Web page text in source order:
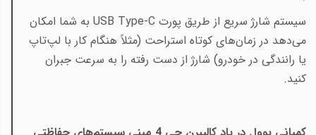
سیستم شارژ سریع از طریق پورتUSB Type-C به شما امکان
می‌دهد در زمان‌های کوتاه استراحت (مثلاً هنگام کار با لپ‌تاپ
یا رانندگی در خودرو) شارژ از دست رفته را به سرعت جبران
کنید.